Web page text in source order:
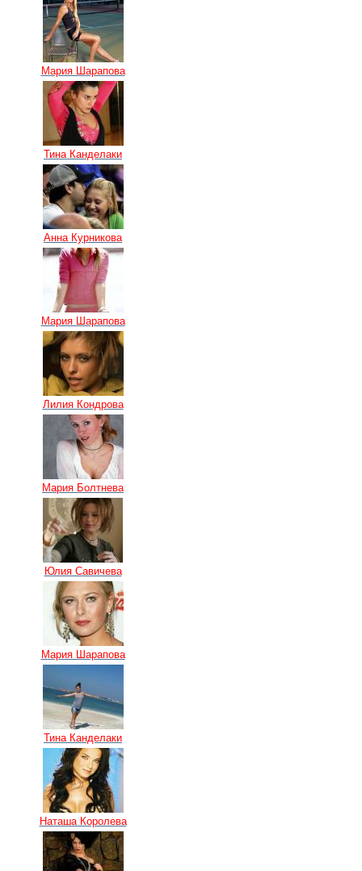
Мария Шарапова
Тина Канделаки
Анна Курникова
Мария Шарапова
Лилия Кондрова
Мария Болтнева
Юлия Савичева
Мария Шарапова
Тина Канделаки
Наташа Королева